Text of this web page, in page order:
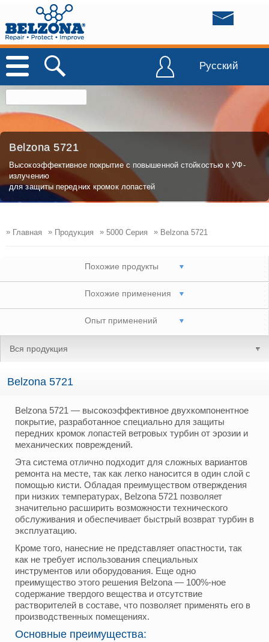
Русский
Belzona 5721
Высокоэффективное покрытие с повышенной стойкостью к УФ-
излучению
для защиты передних кромок лопастей
» Главная » Продукция » 5000 Серия » Belzona 5721
Похожие продукты
Похожие применения
Опыт применений
Вся продукция
Belzona 5721
Belzona 5721 — высокоэффективное двухкомпонентное
покрытие, разработанное специально для защиты
передних кромок лопастей ветровых турбин от эрозии и
механических повреждений.
Эта система отлично подходит для сложных вариантов
ремонта на месте, так как легко наносится в один слой с
помощью кисти. Обладая преимуществом отверждения
при низких температурах, Belzona 5721 позволяет
значительно расширить возможности технического
обслуживания и обеспечивает быстрый возврат турбин в
эксплуатацию.
Кроме того, нанесние не представляет опастности, так
как не требует использования специальных
инструментов или оборудования. Еще одно
преимущество этого решения Belzona — 100%-ное
содержание твердого вещества и отсутствие
растворителей в составе, что позволяет применять его в
производственных помещениях.
Основные преимущества: